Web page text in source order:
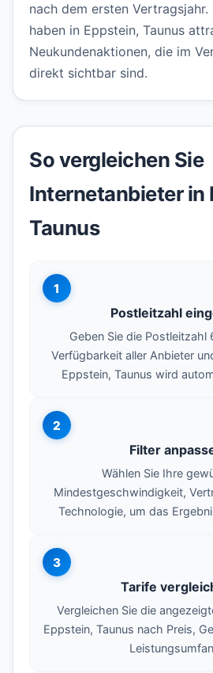
nach dem ersten
haben in Eppstein, Taunus
Neukundenaktionen, die im
direkt sichtbar sind.
So vergleichen Sie
Internetanbieter in
Taunus
1
Postleitzahl
Geben Sie die Postleitzahl
Verfügbarkeit aller Anbieter
Eppstein, Taunus wird
2
Filter
Wählen Sie Ihre
Mindestgeschwindigkeit,
Technologie, um das
3
Tarife
Vergleichen Sie die
Eppstein, Taunus nach Preis,